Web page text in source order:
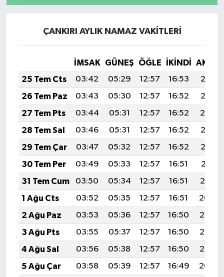
ÇANKIRI AYLIK NAMAZ VAKITLERI
İMSAK GÜNEŞ ÖĞLE İKINDI
25 Tem Cts
03:42 05:29 12:57 16:53
20:15
26 Tem Paz
03:43 05:30 12:57 16:52
20:15
27 Tem Pts
03:44 05:31 12:57 16:52
20:14
28 Tem Sal
03:46 05:31 12:57 16:52
20:13
29 Tem Çar
03:47 05:32 12:57 16:52
20:12
30 Tem Per
03:49 05:33 12:57 16:51
20:11
31 Tem Cum
03:50 05:34 12:57 16:51
20:10
1 Ağu Cts
03:52 05:35 12:57 16:51
20:09
2 Ağu Paz
03:53 05:36 12:57 16:50
20:08
3 Ağu Pts
03:55 05:37 12:57 16:50
20:07
4 Ağu Sal
03:56 05:38 12:57 16:50
20:05
5 Ağu Çar
03:58 05:39 12:57 16:49
20:04